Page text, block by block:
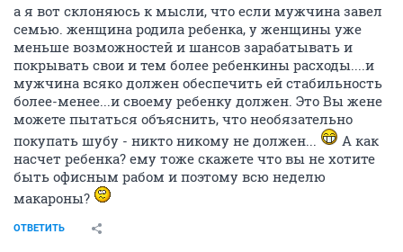
а я вот склоняюсь к мысли, что если мужчина завел
семью. женщина родила ребенка, у женщины уже
меньше возможностей и шансов зарабатывать и
покрывать свои и тем более ребенкины расходы....и
мужчина всяко должен обеспечить ей стабильность
более-менее...и своему ребенку должен. Это Вы жене
можете пытаться объяснить, что необязательно
покупать шубу - никто никому не должен...
А как
насчет ребенка? ему тоже скажете что вы не хотите
быть офисным рабом и поэтому всю неделю
макароны?
ОТВЕТИТЬ